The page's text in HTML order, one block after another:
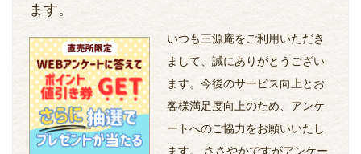
ます。
いつも三源庵をご利用いただき
まして、誠にありがとうござい
ます。今後のサービス向上とお
客様満足度向上のため、アンケ
ートへのご協力をお願いいたし
ます。 ささやかですがアンケー